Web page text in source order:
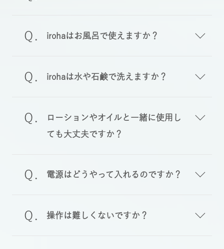
irohaはお風呂で使えますか？
irohaは水や石鹸で洗えますか？
ローションやオイルと一緒に使用し
ても大丈夫ですか？
電源はどうやって入れるのですか？
操作は難しくないですか？